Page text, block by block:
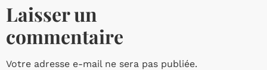
Laisser un
commentaire
Votre adresse e-mail ne sera pas publiée.